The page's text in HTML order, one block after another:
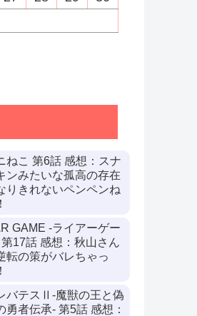
ねこ 第6話 感想：スナ
ンみたいな孤高の存在
りきれないペンペンね
GAME -ライアーゲー
第17話 感想：秋山さん
転の策がバレちゃっ
バテスⅡ-魔獣の王と偽
勇者伝承- 第5話 感想：